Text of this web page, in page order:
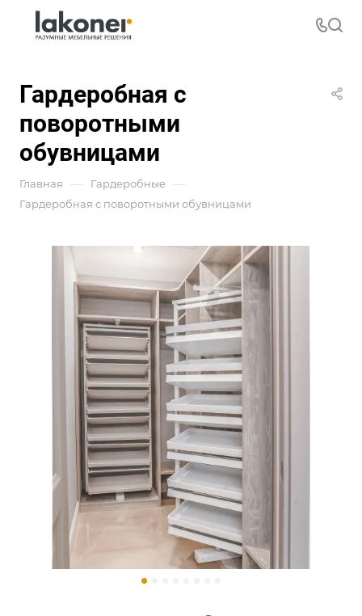
Гардеробная с
поворотными
обувницами
Главная — Гардеробные —
Гардеробная с поворотными обувницами